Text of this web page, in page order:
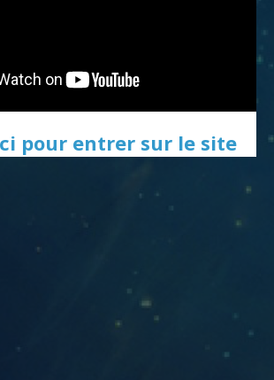
pour entrer sur le site